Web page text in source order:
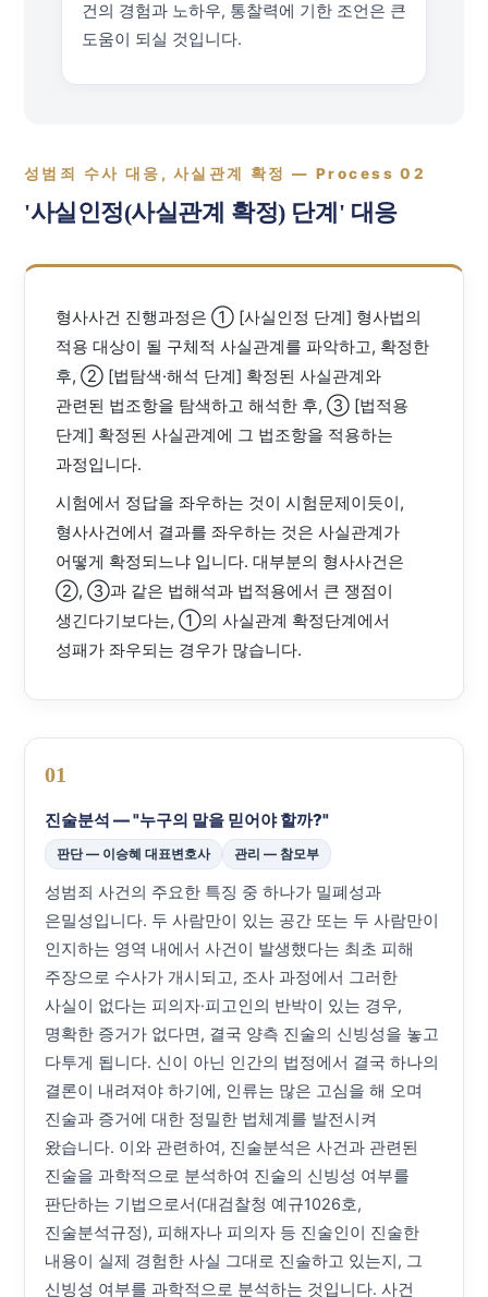
건의 경험과 노하우, 통찰력에 기한 조언은 큰
도움이 되실 것입니다.
성범죄 수사 대응, 사실관계 확정 — Process 02
'사실인정(사실관계 확정) 단계' 대응
형사사건 진행과정은 ① [사실인정 단계] 형사법의
적용 대상이 될 구체적 사실관계를 파악하고, 확정한
후, ② [법탐색·해석 단계] 확정된 사실관계와
관련된 법조항을 탐색하고 해석한 후, ③ [법적용
단계] 확정된 사실관계에 그 법조항을 적용하는
과정입니다.
시험에서 정답을 좌우하는 것이 시험문제이듯이,
형사사건에서 결과를 좌우하는 것은 사실관계가
어떻게 확정되느냐 입니다. 대부분의 형사사건은
②, ③과 같은 법해석과 법적용에서 큰 쟁점이
생긴다기보다는, ①의 사실관계 확정단계에서
성패가 좌우되는 경우가 많습니다.
01
진술분석 — "누구의 말을 믿어야 할까?"
판단 — 이승혜 대표변호사 관리 — 참모부
성범죄 사건의 주요한 특징 중 하나가 밀폐성과
은밀성입니다. 두 사람만이 있는 공간 또는 두 사람만이
인지하는 영역 내에서 사건이 발생했다는 최초 피해
주장으로 수사가 개시되고, 조사 과정에서 그러한
사실이 없다는 피의자·피고인의 반박이 있는 경우,
명확한 증거가 없다면, 결국 양측 진술의 신빙성을 놓고
다투게 됩니다. 신이 아닌 인간의 법정에서 결국 하나의
결론이 내려져야 하기에, 인류는 많은 고심을 해 오며
진술과 증거에 대한 정밀한 법체계를 발전시켜
왔습니다. 이와 관련하여, 진술분석은 사건과 관련된
진술을 과학적으로 분석하여 진술의 신빙성 여부를
판단하는 기법으로서(대검찰청 예규1026호,
진술분석규정), 피해자나 피의자 등 진술인이 진술한
내용이 실제 경험한 사실 그대로 진술하고 있는지, 그
신빙성 여부를 과학적으로 분석하는 것입니다. 사건